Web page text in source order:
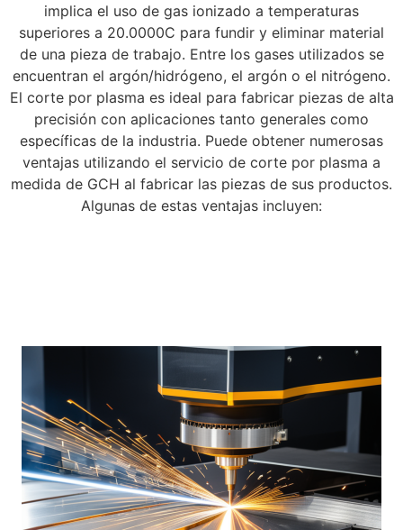
implica el uso de gas ionizado a temperaturas
superiores a 20.0000C para fundir y eliminar material
de una pieza de trabajo. Entre los gases utilizados se
encuentran el argón/hidrógeno, el argón o el nitrógeno.
El corte por plasma es ideal para fabricar piezas de alta
precisión con aplicaciones tanto generales como
específicas de la industria. Puede obtener numerosas
ventajas utilizando el servicio de corte por plasma a
medida de GCH al fabricar las piezas de sus productos.
Algunas de estas ventajas incluyen: